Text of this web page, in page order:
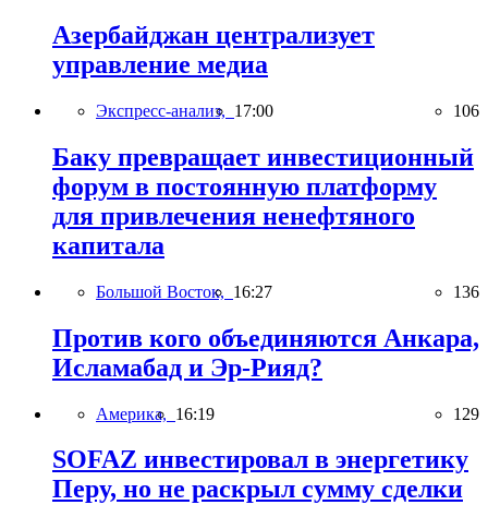
Азербайджан централизует
управление медиа
Экспресс-анализ, 17:00 106
Баку превращает инвестиционный
форум в постоянную платформу
для привлечения ненефтяного
капитала
Большой Восток, 16:27 136
Против кого объединяются Анкара,
Исламабад и Эр-Рияд?
Америка, 16:19 129
SOFAZ инвестировал в энергетику
Перу, но не раскрыл сумму сделки